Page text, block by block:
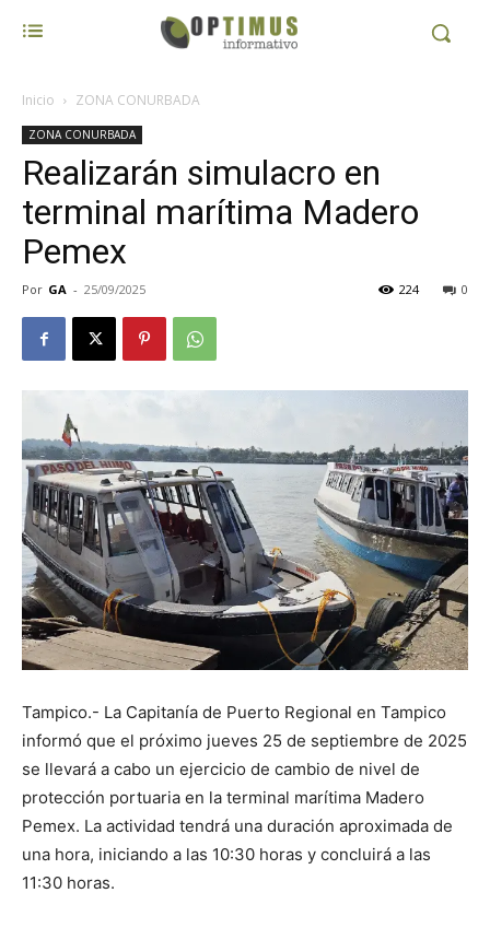
Inicio ZONA CONURBADA
ZONA CONURBADA
Realizarán simulacro en
terminal marítima Madero
Pemex
Por GA - 25/09/2025 0
224
Tampico.- La Capitanía de Puerto Regional en Tampico
informó que el próximo jueves 25 de septiembre de 2025
se llevará a cabo un ejercicio de cambio de nivel de
protección portuaria en la terminal marítima Madero
Pemex. La actividad tendrá una duración aproximada de
una hora, iniciando a las 10:30 horas y concluirá a las
11:30 horas.